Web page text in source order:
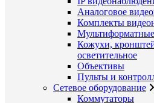
Аналоговое
Комплекты
Кожухи,
осветительное
Объективы
Пульты и
Сетевое оборудование
Коммутаторы